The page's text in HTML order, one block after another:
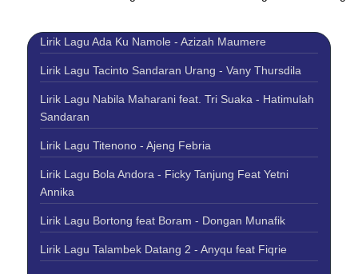
Lirik Lagu Ada Ku Namole - Azizah Maumere
Lirik Lagu Tacinto Sandaran Urang - Vany Thursdila
Lirik Lagu Nabila Maharani feat. Tri Suaka - Hatimulah
Sandaran
Lirik Lagu Titenono - Ajeng Febria
Lirik Lagu Bola Andora - Ficky Tanjung Feat Yetni
Annika
Lirik Lagu Bortong feat Boram - Dongan Munafik
Lirik Lagu Talambek Datang 2 - Anyqu feat Fiqrie